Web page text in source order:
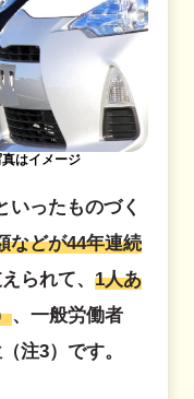
いったものづく
などが44年連続
られて、 1人あ
、一般労働者
注3）です。
はイメージ